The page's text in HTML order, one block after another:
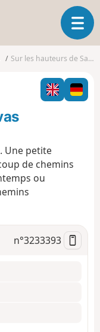
O
u
v
i
r
l
o
Sur les hauteurs de Savas
Une petite
de chemins
ou
n°3233393